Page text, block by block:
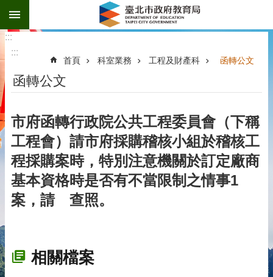
跳到主要內容區塊
:::
:::
首頁 科室業務 工程及財產科 函轉公文
函轉公文
市府函轉行政院公共工程委員會（下稱
工程會）請市府採購稽核小組於稽核工
程採購案時，特別注意機關於訂定廠商
基本資格時是否有不當限制之情事1
案，請 查照。
相關檔案